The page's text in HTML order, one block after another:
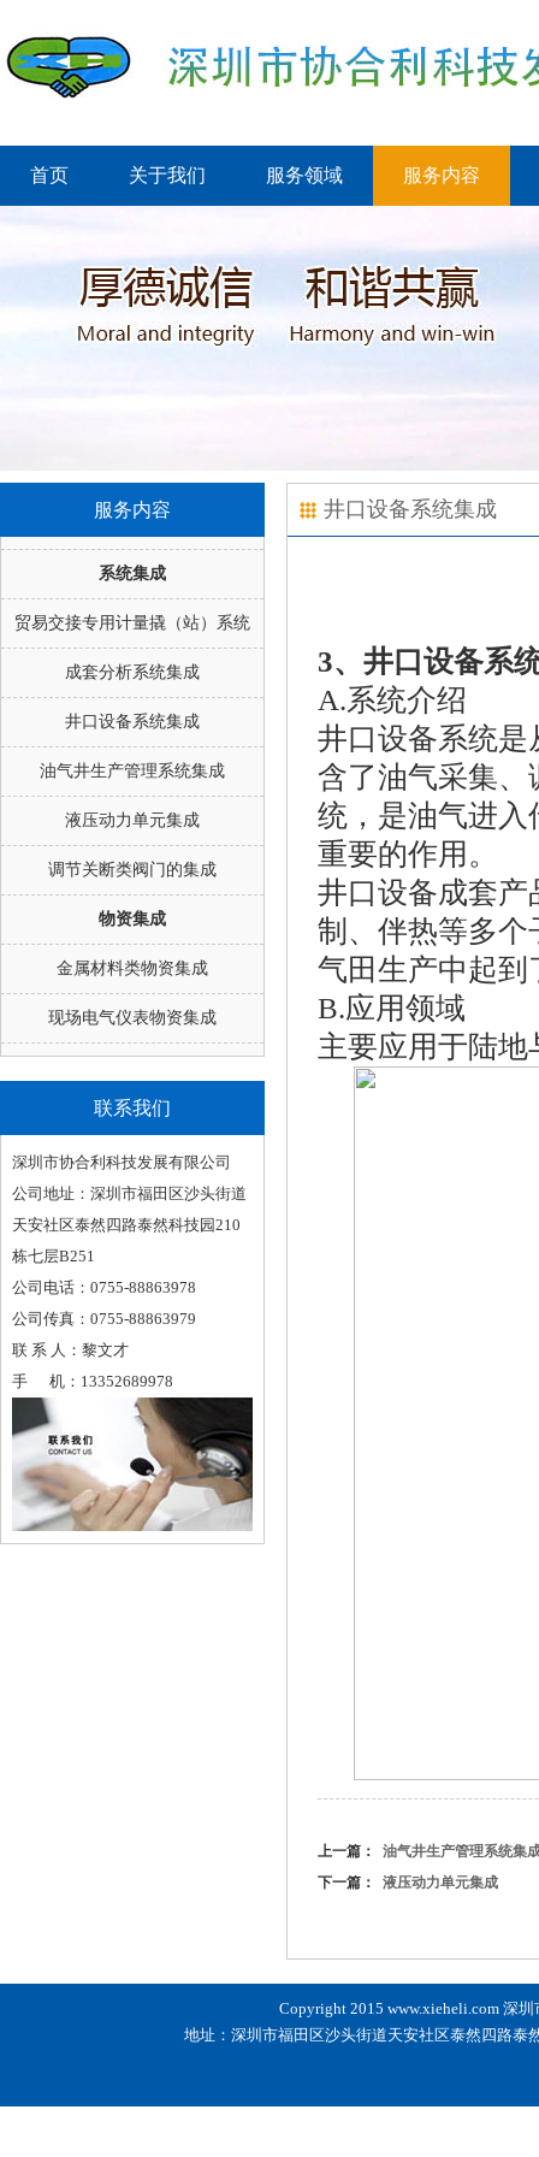
首页 关于我们 服务领域 服务内容
服务内容
系统集成
贸易交接专用计量撬（站）系统
成套分析系统集成
井口设备系统集成
油气井生产管理系统集成
液压动力单元集成
调节关断类阀门的集成
物资集成
金属材料类物资集成
现场电气仪表物资集成
联系我们
深圳市协合利科技发展有限公司
公司地址： 深圳市福田区沙头街道
天安社区泰然四路泰然科技园210
栋七层B251
公司电话：0755-88863978
公司传真：0755-88863979
联 系 人：黎文才
手 机：13352689978
井口设备系统集成
3、井口设备系
A.系统介绍
井口设备系统是
含了油气采集、
统，是油气进入
重要的作用。
井口设备成套产
制、伴热等多个
气田生产中起到
B.应用领域
主要应用于陆
上一篇： 油气井生产管理系统集
下一篇： 液压动力单元集成
Copyright 2015www.xieheli.com 深圳
地址：深圳市福田区沙头街道天安社区泰然四路